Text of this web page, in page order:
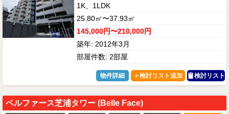
1K、1LDK
25.80㎡〜37.93㎡
145,000円〜210,000円
築年: 2012年3月
部屋件数: 2部屋
物件詳細 検討リスト
ベルファース芝浦タワー (Belle Face)